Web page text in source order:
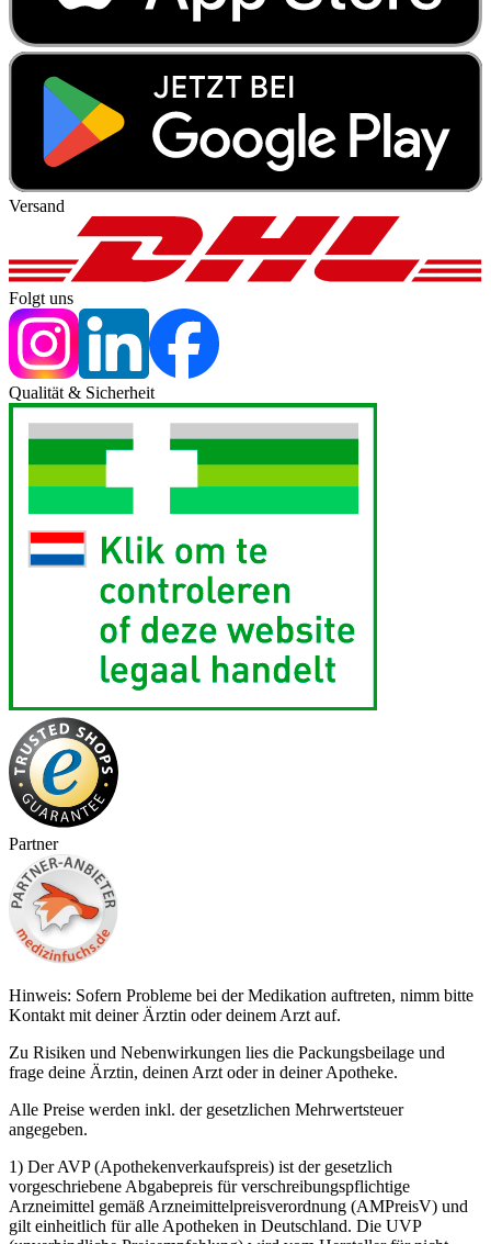
Versand
Folgt uns
Qualität & Sicherheit
Partner
Hinweis: Sofern Probleme bei der Medikation auftreten, nimm bitte
Kontakt mit deiner Ärztin oder deinem Arzt auf.
Zu Risiken und Nebenwirkungen lies die Packungsbeilage und
frage deine Ärztin, deinen Arzt oder in deiner Apotheke.
Alle Preise werden inkl. der gesetzlichen Mehrwertsteuer
angegeben.
1) Der AVP (Apothekenverkaufspreis) ist der gesetzlich
vorgeschriebene Abgabepreis für verschreibungspflichtige
Arzneimittel gemäß Arzneimittelpreisverordnung (AMPreisV) und
gilt einheitlich für alle Apotheken in Deutschland. Die UVP